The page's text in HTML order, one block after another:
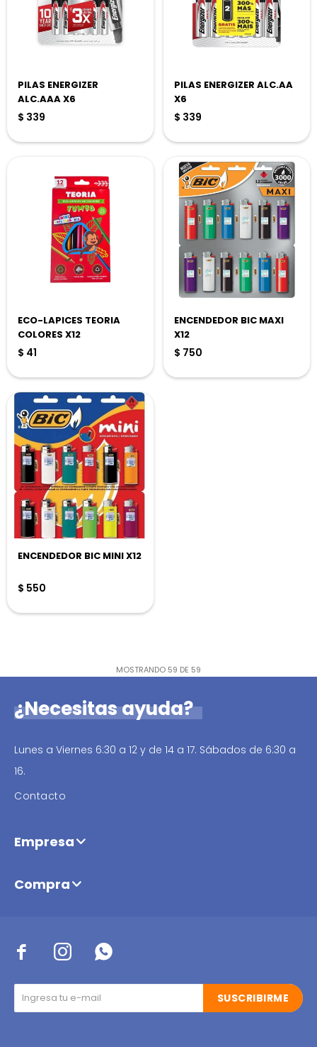
PILAS ENERGIZER
ALC.AAA X6
$ 339
PILAS ENERGIZER ALC.AA
X6
$ 339
ECO-LAPICES TEORIA
COLORES X12
$ 41
ENCENDEDOR BIC MAXI
X12
$ 750
ENCENDEDOR BIC MINI X12
$ 550
MOSTRANDO 59 DE 59
  
SUSCRIBIRME
¿Necesitas ayuda?
Lunes a Viernes 6:30 a 12 y de 14 a 17. Sábados de 6:30 a
16.
Contacto
Empresa
Compra